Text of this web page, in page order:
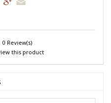
0 Review(s)
this product